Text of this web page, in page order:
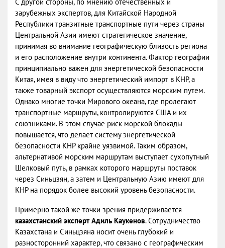
зарубежных экспертов, для Китайской Народной
Республики транзитные транспортные пути через страны
Центральной Азии имеют стратегическое значение,
принимая во внимание географическую близость региона
и его расположение внутри континента. Фактор географии
принципиально важен для энергетической безопасности
Китая, имея в виду что энергетический импорт в КНР, а
также товарный экспорт осуществляются морским путем.
Однако многие точки Мирового океана, где пролегают
транспортные маршруты, контролируются США и их
союзниками. В этом случае риск морской блокады
повышается, что делает систему энергетической
безопасности КНР крайне уязвимой. Таким образом,
альтернативой морским маршрутам выступает сухопутный
Шелковый путь, в рамках которого маршруты поставок
через Синьцзян, а затем и Центральную Азию имеют для
КНР на порядок более высокий уровень безопасности.
Примерно такой же точки зрения придерживается
казахстанский эксперт Адиль Каукенов. Сотрудничество
Казахстана и Синьцзяна носит очень глубокий и
разносторонний характер, что связано с географическим